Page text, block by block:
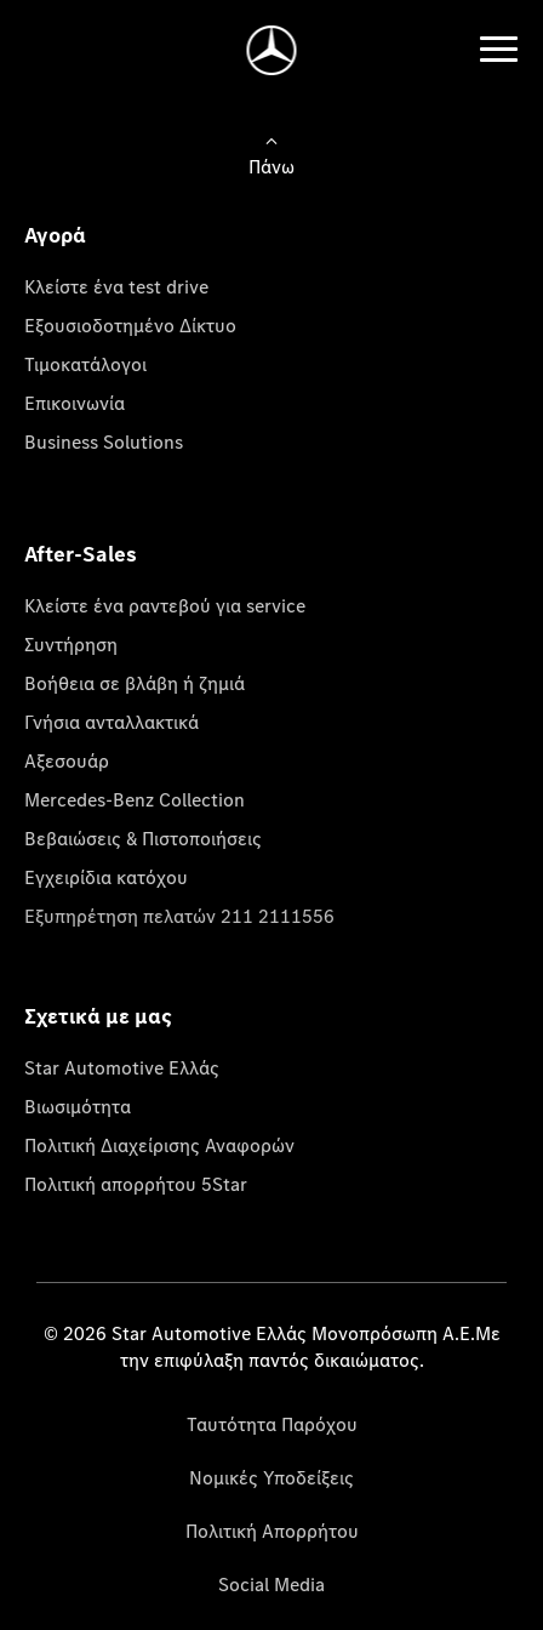
Πάνω
Αγορά
Κλείστε ένα test drive
Εξουσιοδοτημένο Δίκτυο
Τιμοκατάλογοι
Επικοινωνία
Business Solutions
After-Sales
Κλείστε ένα ραντεβού για service
Συντήρηση
Βοήθεια σε βλάβη ή ζημιά
Γνήσια ανταλλακτικά
Αξεσουάρ
Mercedes-Benz Collection
Βεβαιώσεις & Πιστοποιήσεις
Εγχειρίδια κατόχου
Εξυπηρέτηση πελατών 211 2111556
Σχετικά με μας
Star Automotive Ελλάς
Βιωσιμότητα
Πολιτική Διαχείρισης Αναφορών
Πολιτική απορρήτου 5Star
© 2026 Star Automotive Ελλάς Μονοπρόσωπη Α.Ε.Με
την επιφύλαξη παντός δικαιώματος.
Ταυτότητα Παρόχου
Νομικές Υποδείξεις
Πολιτική Απορρήτου
Social Media